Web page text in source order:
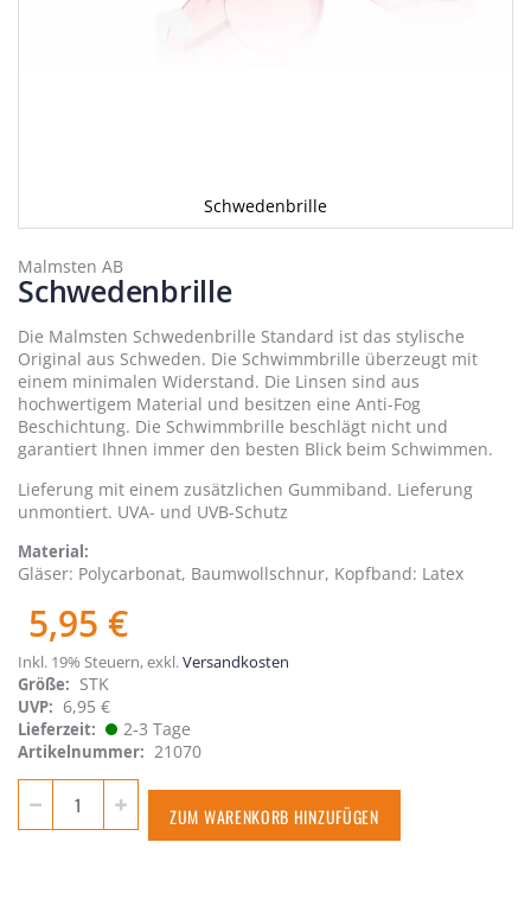
Schwedenbrille
Anfang
der
Bildergalerie
springen
Malmsten AB
Schwedenbrille
Die Malmsten Schwedenbrille Standard ist das stylische
Original aus Schweden. Die Schwimmbrille überzeugt mit
einem minimalen Widerstand. Die Linsen sind aus
hochwertigem Material und besitzen eine Anti-Fog
Beschichtung. Die Schwimmbrille beschlägt nicht und
garantiert Ihnen immer den besten Blick beim Schwimmen.
Lieferung mit einem zusätzlichen Gummiband. Lieferung
unmontiert. UVA- und UVB-Schutz
Material
Gläser: Polycarbonat, Baumwollschnur, Kopfband: Latex
5,95 €
Inkl. 19% Steuern,exkl. Versandkosten
Größe
STK
UVP: 6,95 €
Lieferzeit 2-3 Tage
Artikelnummer 21070
ZUM WARENKORB HINZUFÜGEN